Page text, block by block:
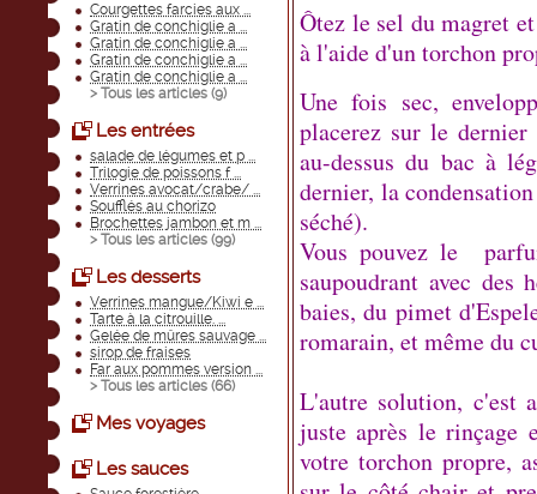
Courgettes farcies aux ...
Gratin de conchiglie a ...
Gratin de conchiglie a ...
Gratin de conchiglie a ...
Gratin de conchiglie a ...
> Tous les articles (9)
Les entrées
salade de légumes et p ...
Trilogie de poissons f ...
Verrines avocat/crabe/ ...
Soufflés au chorizo
Brochettes jambon et m ...
> Tous les articles (99)
Les desserts
Verrines mangue/Kiwi e ...
Tarte à la citrouille. ...
Gelée de mûres sauvage ...
sirop de fraises
Far aux pommes version ...
> Tous les articles (66)
Mes voyages
Les sauces
Ôtez le sel du magret
à l'aide d'un torchon
Une fois sec,
placerez sur le
au-dessus du bac à
dernier, la
séché).
Vous pouvez le
saupoudrant avec des h
baies, du pimet
romarain, et même du
L'autre solution, c'est
juste après le rinçage
votre torchon propre,